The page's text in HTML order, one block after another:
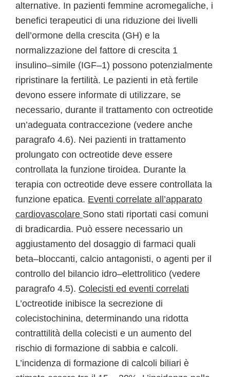
alternative. In pazienti femmine acromegaliche, i
benefici terapeutici di una riduzione dei livelli
dell’ormone della crescita (GH) e la
normalizzazione del fattore di crescita 1
insulino–simile (IGF–1) possono potenzialmente
ripristinare la fertilità. Le pazienti in età fertile
devono essere informate di utilizzare, se
necessario, durante il trattamento con octreotide
un’adeguata contraccezione (vedere anche
paragrafo 4.6). Nei pazienti in trattamento
prolungato con octreotide deve essere
controllata la funzione tiroidea. Durante la
terapia con octreotide deve essere controllata la
funzione epatica. Eventi correlate all’apparato
cardiovascolare Sono stati riportati casi comuni
di bradicardia. Può essere necessario un
aggiustamento del dosaggio di farmaci quali
beta–bloccanti, calcio antagonisti, o agenti per il
controllo del bilancio idro–elettrolitico (vedere
paragrafo 4.5). Colecisti ed eventi correlati
L’octreotide inibisce la secrezione di
colecistochinina, determinando una ridotta
contrattilità della colecisti e un aumento del
rischio di formazione di sabbia e calcoli.
L’incidenza di formazione di calcoli biliari è